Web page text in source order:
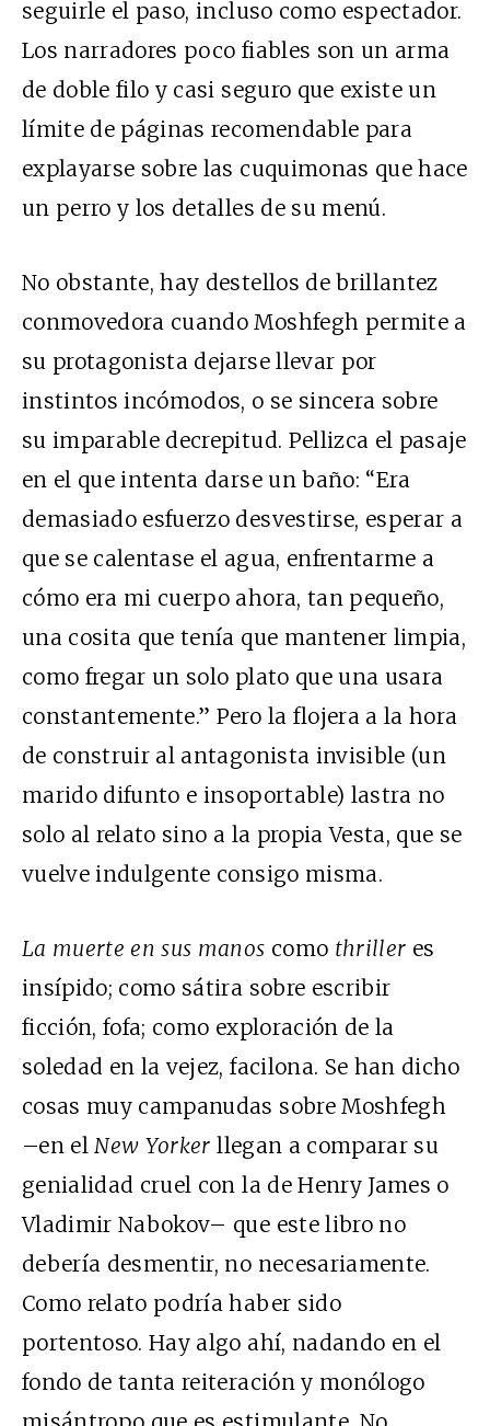
seguirle el paso, incluso como espectador.
Los narradores poco fiables son un arma
de doble filo y casi seguro que existe un
límite de páginas recomendable para
explayarse sobre las cuquimonas que hace
un perro y los detalles de su menú.
No obstante, hay destellos de brillantez
conmovedora cuando Moshfegh permite a
su protagonista dejarse llevar por
instintos incómodos, o se sincera sobre
su imparable decrepitud. Pellizca el pasaje
en el que intenta darse un baño: “Era
demasiado esfuerzo desvestirse, esperar a
que se calentase el agua, enfrentarme a
cómo era mi cuerpo ahora, tan pequeño,
una cosita que tenía que mantener limpia,
como fregar un solo plato que una usara
constantemente.” Pero la flojera a la hora
de construir al antagonista invisible (un
marido difunto e insoportable) lastra no
solo al relato sino a la propia Vesta, que se
vuelve indulgente consigo misma.
La muerte en sus manos como thriller es
insípido; como sátira sobre escribir
ficción, fofa; como exploración de la
soledad en la vejez, facilona. Se han dicho
cosas muy campanudas sobre Moshfegh
–en elNew Yorker llegan a comparar su
genialidad cruel con la de Henry James o
Vladimir Nabokov– que este libro no
debería desmentir, no necesariamente.
Como relato podría haber sido
portentoso. Hay algo ahí, nadando en el
fondo de tanta reiteración y monólogo